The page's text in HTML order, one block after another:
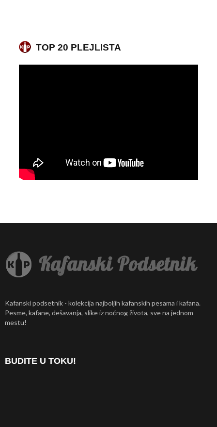
TOP 20 PLEJLISTA
Kafanski podsetnik - kolekcija najboljih kafanskih pesama i kafana.
Pesme, kafane, dešavanja, slike iz noćnog života, sve na jednom
mestu!
BUDITE U TOKU!